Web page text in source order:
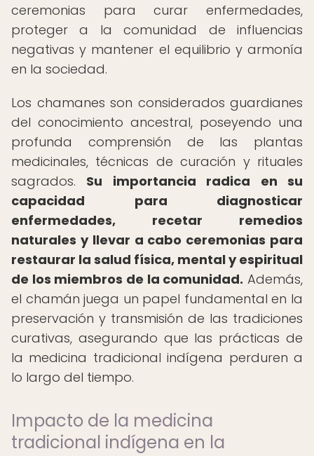
ceremonias para curar enfermedades,
proteger a la comunidad de influencias
negativas y mantener el equilibrio y armonía
en la sociedad.
Los chamanes son considerados guardianes
del conocimiento ancestral, poseyendo una
profunda comprensión de las plantas
medicinales, técnicas de curación y rituales
sagrados. Su importancia radica en su
capacidad para diagnosticar
enfermedades, recetar remedios
naturales y llevar a cabo ceremonias para
restaurar la salud física, mental y espiritual
de los miembros de la comunidad. Además,
el chamán juega un papel fundamental en la
preservación y transmisión de las tradiciones
curativas, asegurando que las prácticas de
la medicina tradicional indígena perduren a
lo largo del tiempo.
Impacto de la medicina
tradicional indígena en la